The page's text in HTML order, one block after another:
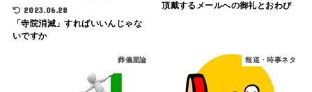
2023.06.28
「寺院消滅」すればいいんじゃな
いですか
頂戴するメールへの御礼とおわび
葬儀屋論 報道・時事ネタ